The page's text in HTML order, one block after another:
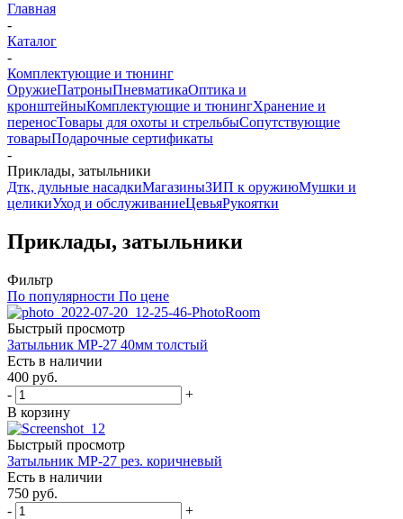
Главная
-
Каталог
-
Комплектующие и тюнинг
ОружиеПатроныПневматикаОптика и
кронштейныКомплектующие и тюнингХранение и
переносТовары для охоты и стрельбыСопутствующие
товарыПодарочные сертификаты
-
Приклады, затыльники
Дтк, дульные насадкиМагазиныЗИП к оружиюМушки и
целикиУход и обслуживаниеЦевьяРукоятки
Приклады, затыльники
Фильтр
По популярности По цене
Быстрый просмотр
Затыльник МР-27 40мм толстый
Есть в наличии
400 руб.
-
+
В корзину
Быстрый просмотр
Затыльник МР-27 рез. коричневый
Есть в наличии
750 руб.
-
+